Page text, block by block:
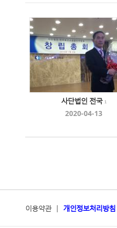
사단법인 전국 1
2020-04-13
이용약관| 개인정보처리방침